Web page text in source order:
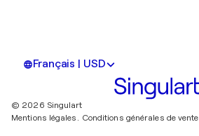
Français | USD
© 2026 Singulart
Mentions légales. Conditions générales de vente